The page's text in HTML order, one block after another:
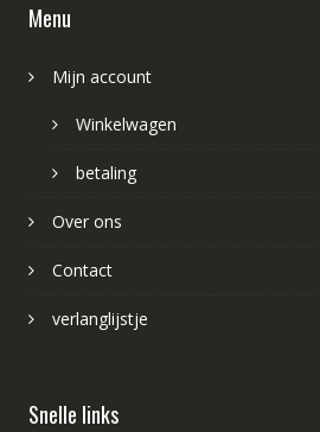
Menu
Mijn account
Winkelwagen
betaling
Over ons
Contact
verlanglijstje
Snelle links